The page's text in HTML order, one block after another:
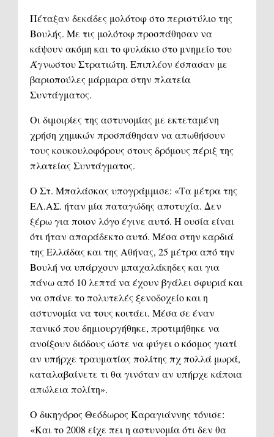
Πέταξαν δεκάδες μολότοφ στο περιστύλιο της
Βουλής. Με τις μολότοφ προσπάθησαν να
κάψουν ακόμη και το φυλάκιο στο μνημείο του
Άγνωστου Στρατιώτη. Επιπλέον έσπασαν με
βαριοπούλες μάρμαρα στην πλατεία
Συντάγματος.
Οι διμοιρίες της αστυνομίας με εκτεταμένη
χρήση χημικών προσπάθησαν να απωθήσουν
τους κουκουλοφόρους στους δρόμους πέριξ της
πλατείας Συντάγματος.
Ο Στ. Μπαλάσκας υπογράμμισε: «Τα μέτρα της
ΕΛ.ΑΣ. ήταν μία παταγώδης αποτυχία. Δεν
ξέρω για ποιον λόγο έγινε αυτό. Η ουσία είναι
ότι ήταν απαράδεκτο αυτό. Μέσα στην καρδιά
της Ελλάδας και της Αθήνας, 25 μέτρα από την
Βουλή να υπάρχουν μπαχαλάκηδες και για
πάνω από 10 λεπτά να έχουν βγάλει σφυριά και
να σπάνε το πολυτελές ξενοδοχείο και η
αστυνομία να τους κοιτάει. Μέσα σε έναν
πανικό που δημιουργήθηκε, προτιμήθηκε να
ανοίξουν διόδους ώστε να φύγει ο κόσμος γιατί
αν υπήρχε τραυματίας πολίτης πχ πολλά μωρά,
καταλαβαίνετε τι θα γινόταν αν υπήρχε κάποια
απώλεια πολίτη».
Ο δικηγόρος Θεόδωρος Καραγιάννης τόνισε:
«Και το 2008 είχε πει η αστυνομία ότι δεν θα